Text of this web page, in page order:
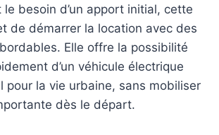
le besoin d’un apport initial, cette
de démarrer la location avec des
Elle offre la possibilité
d’un véhicule électrique
pour la vie urbaine, sans mobiliser
dès le départ.